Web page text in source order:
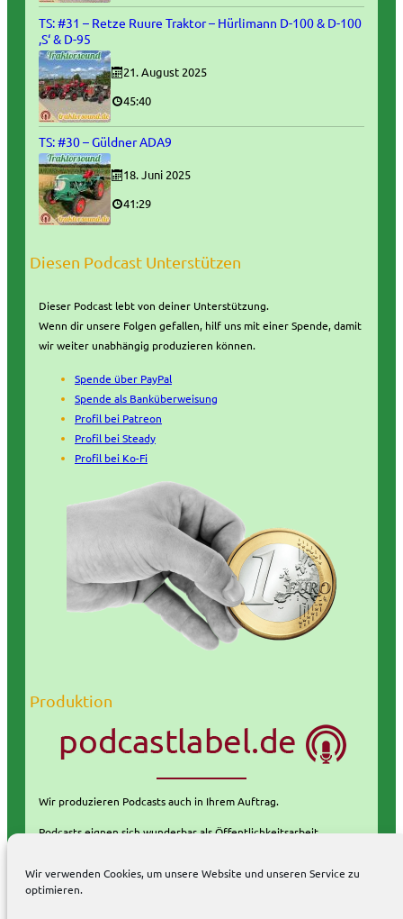
Wir verwenden Cookies, um unsere Website und unseren Service zu
optimieren.
TS: #31 – Retze Ruure Traktor – Hürlimann D-100 & D-100
‚S‘ & D-95
21. August 2025
45:40
TS: #30 – Güldner ADA9
18. Juni 2025
41:29
Diesen Podcast Unterstützen
Dieser Podcast lebt von deiner Unterstützung.
Wenn dir unsere Folgen gefallen, hilf uns mit einer Spende, damit
wir weiter unabhängig produzieren können.
Spende über PayPal
Spende als Banküberweisung
Profil bei Patreon
Profil bei Steady
Profil bei Ko-Fi
Produktion
Wir produzieren Podcasts auch in Ihrem Auftrag.
Podcasts eignen sich wunderbar als Öffentlichkeitsarbeit.